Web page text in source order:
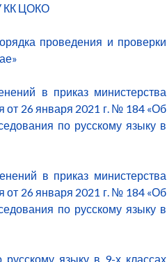
КК ЦОКО
проведения и проверки
в приказ министерства
от 26 января 2021 г. № 184 «Об
по русскому языку в
в приказ министерства
от 26 января 2021 г. № 184 «Об
по русскому языку в
языку в 9-х классах